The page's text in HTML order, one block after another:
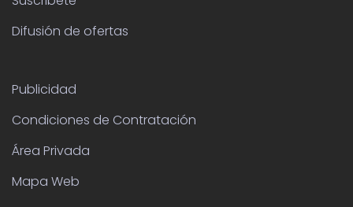
Suscribete
Difusión de ofertas
Publicidad
Condiciones de Contratación
Área Privada
Mapa Web